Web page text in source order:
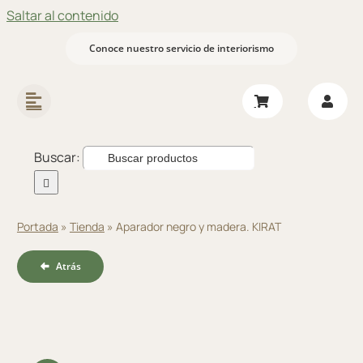
Saltar al contenido
Conoce nuestro servicio de interiorismo
Buscar:
Portada » Tienda » Aparador negro y madera. KIRAT
Atrás